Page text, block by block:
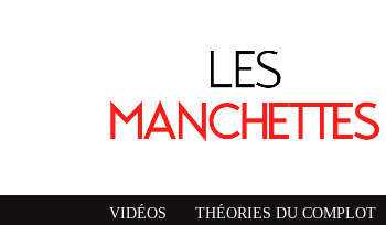
VIDÉOS THÉORIES DU COMPLOT